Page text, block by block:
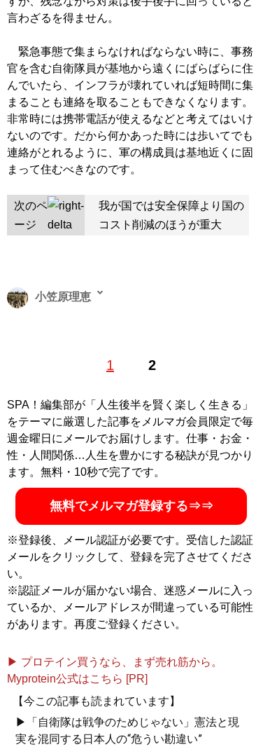
言わざるを得ません。
緊急事態で集まらなければならない時に、事務
官を含む自衛隊員が基地から遠くにばらばらに住
んでいたら、インフラが壊れていれば短時間に集
まることも連絡を取ることもできなくなります。
非常時には携帯電話が使えるなどと考えてはいけ
ないのです。だから何かあった時には歩いてでも
連絡がとれるように、軍の構成員は基地近くに固
まって住むべきなのです。
次のペ
ージ
我が国では安全保障より国の
コスト削減のほうが重大
1 2
小笠原理恵
自衛隊員は基地のトイレットペーパーを
論』『WiLL』『夕刊フジ』等にも寄稿する。雅号・静
苑。@riekabot
『自衛隊員は基地のトイレットペーパーを「自
腹」で買う』
日本の安全保障を担う自衛隊員が、理不尽な環
記事一覧へ
SPA！編集部が「人生後半を賢く楽しく生きる」
をテーマに厳選した記事をメルマガ会員限定で毎
週金曜日にメールでお届けします。仕事・お金・
性・人間関係…人生を豊かにする秘訣が見つかり
ます。無料・10秒で完了です。
無料でメルマガ登録する⇒⇒
※登録後、メール認証が必要です。受信した認証
メールをクリックして、登録を完了させてくださ
い。
※認証メールが届かない場合、迷惑メールに入っ
ているか、メールアドレスが間違っている可能性
があります。再度ご登録ください。
▶ プロテイン買うなら、まず売れ筋から。
Myprotein公式はこちら [PR]
【今この記事も読まれています】
▶「自衛隊は戦争のためじゃない」憲法と現
実を混同する日本人の“危うい勘違い”